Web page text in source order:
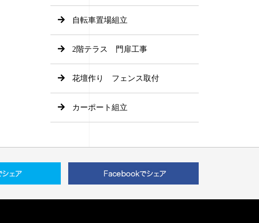
自転車置場組立
2階テラス 門扉工事
花壇作り フェンス取付
カーポート組立